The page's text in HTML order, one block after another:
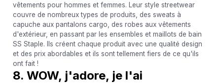
vêtements pour hommes et femmes. Leur style streetwear
couvre de nombreux types de produits, des sweats à
capuche aux pantalons cargo, des robes aux vêtements
d'extérieur, en passant par les ensembles et maillots de bain
SS Staple. Ils créent chaque produit avec une qualité design
et des prix abordables et ils sont tellement fiers de ce qu'ils
ont fait !
8. WOW, j'adore, je l'ai